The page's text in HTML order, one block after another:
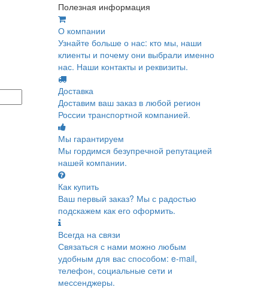
Полезная информация
О компании
Узнайте больше о нас: кто мы, наши
клиенты и почему они выбрали именно
нас. Наши контакты и реквизиты.
Доставка
Доставим ваш заказ в любой регион
России транспортной компанией.
Мы гарантируем
Мы гордимся безупречной репутацией
нашей компании.
Как купить
Ваш первый заказ? Мы с радостью
подскажем как его оформить.
Всегда на связи
Связаться с нами можно любым
удобным для вас способом: e-mail,
телефон, социальные сети и
мессенджеры.